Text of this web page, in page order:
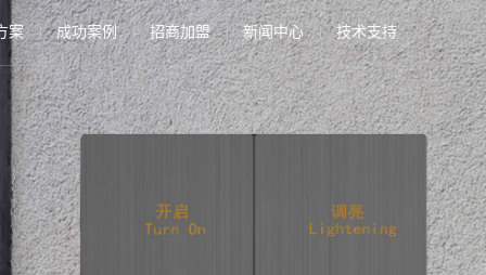
案 成功案例 招商加盟 新闻中心 技术支持